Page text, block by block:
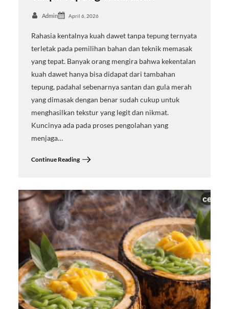
Admin April 6, 2026
Rahasia kentalnya kuah dawet tanpa tepung ternyata
terletak pada pemilihan bahan dan teknik memasak
yang tepat. Banyak orang mengira bahwa kekentalan
kuah dawet hanya bisa didapat dari tambahan
tepung, padahal sebenarnya santan dan gula merah
yang dimasak dengan benar sudah cukup untuk
menghasilkan tekstur yang legit dan nikmat.
Kuncinya ada pada proses pengolahan yang
menjaga…
Continue Reading